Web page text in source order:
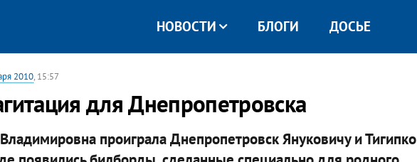
НОВОСТИ БЛОГИ ДОСЬЕ
2010, 15:57
для Днепропетровска
проиграла Днепропетровск Януковичу и Тигипко